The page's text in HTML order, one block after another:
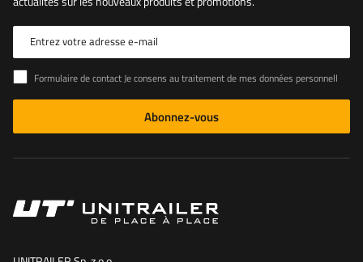
Entrez votre adresse e-mail
Formulaire de contact Je consens au traitement de mes données personnelles contenues dans le formulaire de contact conformément au règlement du Parlement européen et du Conseil (UE)
Abonnez-vous